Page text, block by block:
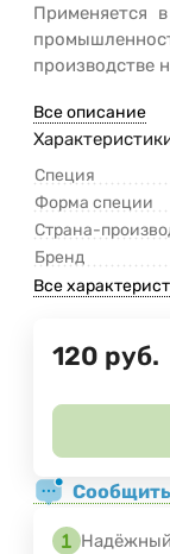
Применяется
производстве
Все описание
Специя
Форма специи
Страна-
Бренд
Все
120 руб.